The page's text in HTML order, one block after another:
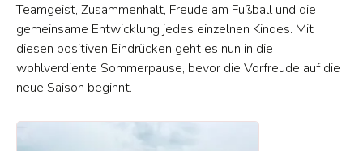
Teamgeist, Zusammenhalt, Freude am Fußball und die
gemeinsame Entwicklung jedes einzelnen Kindes. Mit
diesen positiven Eindrücken geht es nun in die
wohlverdiente Sommerpause, bevor die Vorfreude auf die
neue Saison beginnt.